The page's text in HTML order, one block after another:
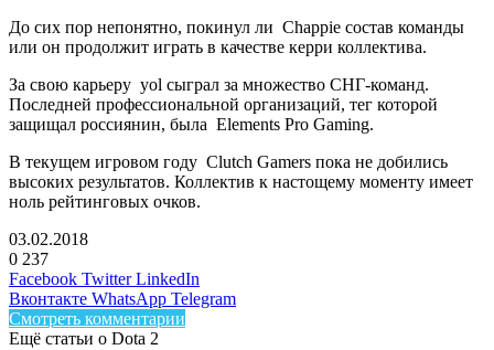
До сих пор непонятно, покинул ли Chappie состав команды
или он продолжит играть в качестве керри коллектива.
За свою карьеру yоl сыграл за множество СНГ-команд.
Последней профессиональной организаций, тег которой
защищал россиянин, была Elements Pro Gaming.
В текущем игровом году Clutch Gamers пока не добились
высоких результатов. Коллектив к настощему моменту имеет
ноль рейтинговых очков.
03.02.2018
0 237
Facebook Twitter LinkedIn
Вконтакте WhatsApp Telegram
Смотреть комментарии
Ещё статьи о Dota 2